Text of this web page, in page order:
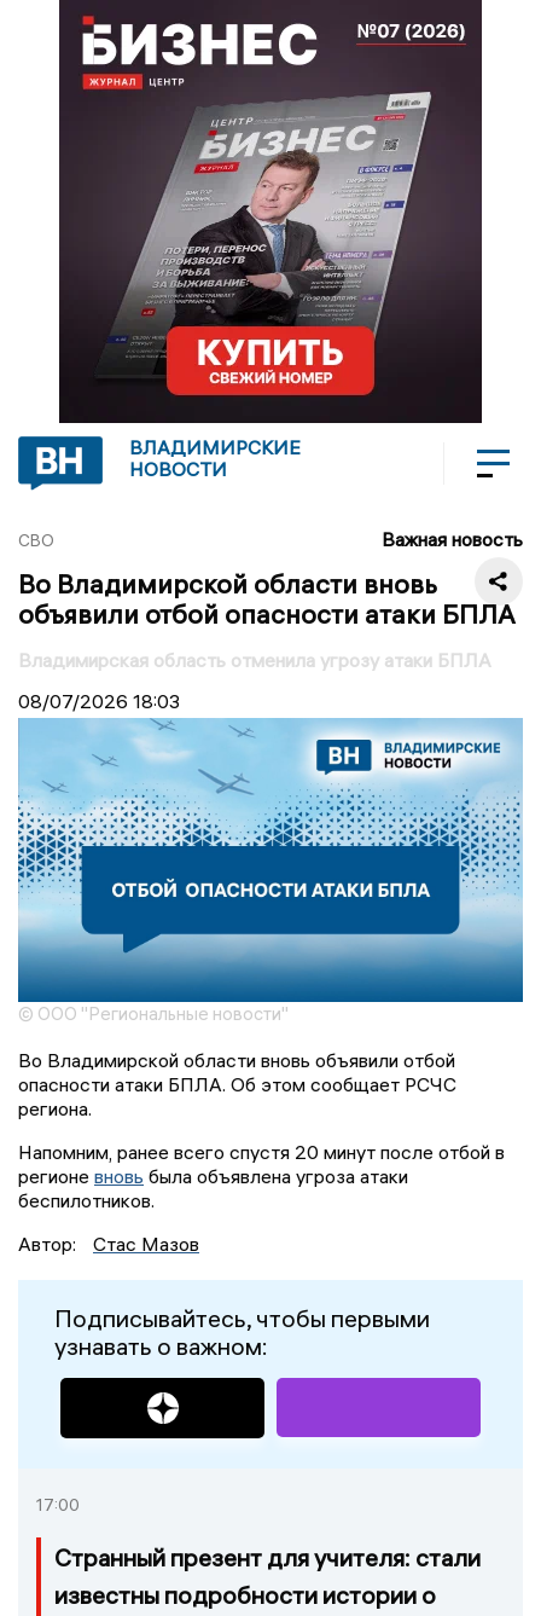
ВЛАДИМИРСКИЕ
НОВОСТИ
СВО Важная новость
Во Владимирской области вновь
объявили отбой опасности атаки БПЛА
Владимирская область отменила угрозу атаки БПЛА
08/07/2026 18:03
© ООО "Региональные новости"
Во Владимирской области вновь объявили отбой
опасности атаки БПЛА. Об этом сообщает РСЧС
региона.
Напомним, ранее всего спустя 20 минут после отбой в
регионе вновь была объявлена угроза атаки
беспилотников.
Автор:
Стас Мазов
Подписывайтесь, чтобы первыми
узнавать о важном:
17:00
Странный презент для учителя: стали
известны подробности истории о